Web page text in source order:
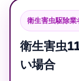
衛生害虫駆除業
衛生害虫
い場合